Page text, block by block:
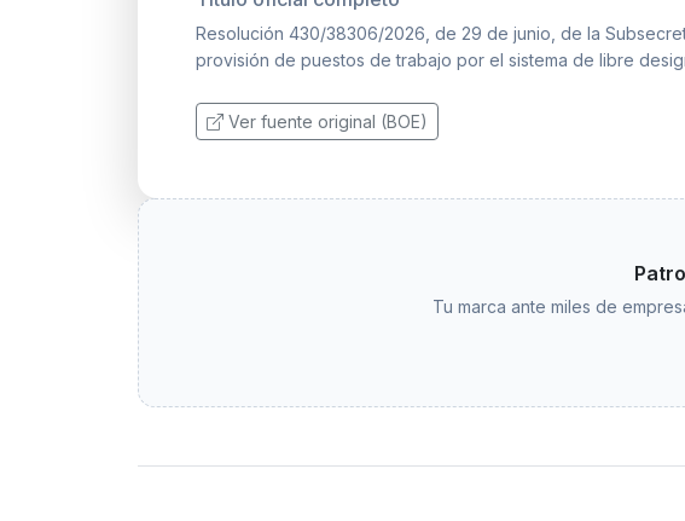
Resolución 430/38306/2026, de 29 de junio, de la
provisión de puestos de trabajo por el sistema de libre
Ver fuente original (BOE)
Tu marca ante miles de